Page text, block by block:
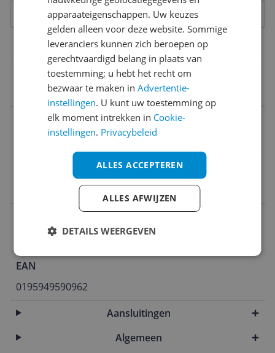
Overige kenmerken
Mobiele data verbinding mogelijk
Kan zelfstandig met internet verbinden
Verpakkingsgewicht
EAN
0195949590962
Aansluitingen
Algemeen
apparaateigenschappen. Uw keuzes
gelden alleen voor deze website. Sommige
leveranciers kunnen zich beroepen op
gerechtvaardigd belang in plaats van
toestemming; u hebt het recht om
bezwaar te maken inAdvertentie-
instellingen. U kunt uw toestemming op
elk moment intrekken in Cookie-
instellingen. Privacybeleid
ALLES ACCEPTEREN
ALLES AFWIJZEN
DETAILS WEERGEVEN